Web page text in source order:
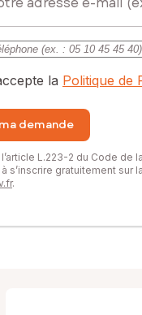
la Politique de
demande
L.223-2 du Code
s’inscrire gratuitement
.